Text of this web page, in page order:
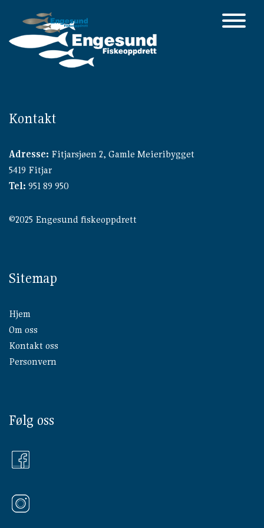
Main Navigation
Kontakt
Adresse: Fitjarsjøen 2, Gamle Meieribygget
5419 Fitjar
Tel: 951 89 950
©2025 Engesund fiskeoppdrett
Sitemap
Hjem
Om oss
Kontakt oss
Personvern
Følg oss